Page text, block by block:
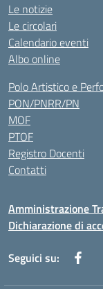
Le notizie
Le circolari
Calendario eventi
Albo online
Polo Artistico e
PON/PNRR/PN
MOF
PTOF
Registro Docenti
Contatti
Amministrazione
Dichiarazione di
Seguici su: